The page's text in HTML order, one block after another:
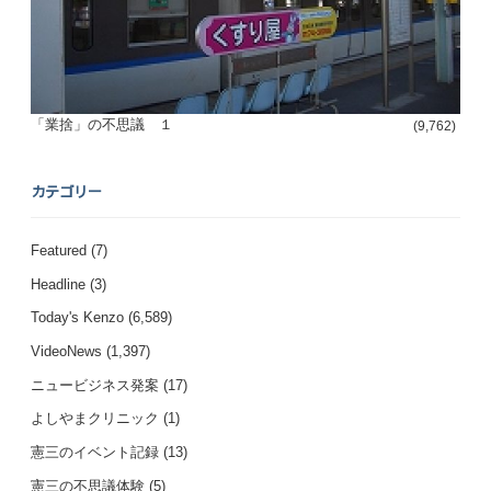
「業捨」の不思議 １ (9,762)
カテゴリー
Featured (7)
Headline (3)
Today's Kenzo (6,589)
VideoNews (1,397)
ニュービジネス発案 (17)
よしやまクリニック (1)
憲三のイベント記録 (13)
憲三の不思議体験 (5)